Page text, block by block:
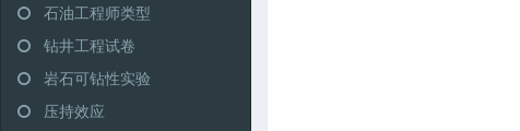
石油工程师类型
钻井工程试卷
岩石可钻性实验
压持效应